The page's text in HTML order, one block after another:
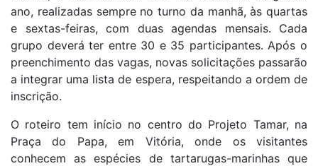
ano, realizadas sempre no turno da manhã, às quartas
e sextas-feiras, com duas agendas mensais. Cada
grupo deverá ter entre 30 e 35 participantes. Após o
preenchimento das vagas, novas solicitações passarão
a integrar uma lista de espera, respeitando a ordem de
inscrição.
O roteiro tem início no centro do Projeto Tamar, na
Praça do Papa, em Vitória, onde os visitantes
conhecem as espécies de tartarugas-marinhas que